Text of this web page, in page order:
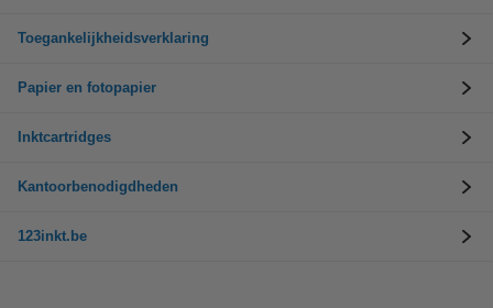
Toegankelijkheidsverklaring
Papier en fotopapier
Inktcartridges
Kantoorbenodigdheden
123inkt.be